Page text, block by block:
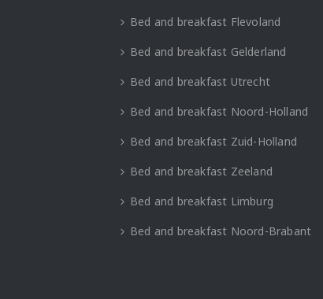
Bed and breakfast Flevoland
Bed and breakfast Gelderland
Bed and breakfast Utrecht
Bed and breakfast Noord-Holland
Bed and breakfast Zuid-Holland
Bed and breakfast Zeeland
Bed and breakfast Limburg
Bed and breakfast Noord-Brabant